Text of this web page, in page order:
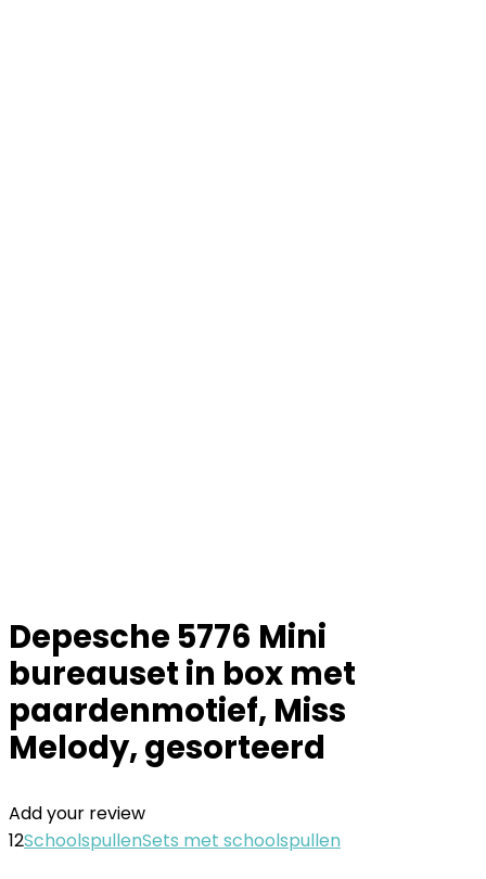
Depesche 5776 Mini
bureauset in box met
paardenmotief, Miss
Melody, gesorteerd
Add your review
12SchoolspullenSets met schoolspullen